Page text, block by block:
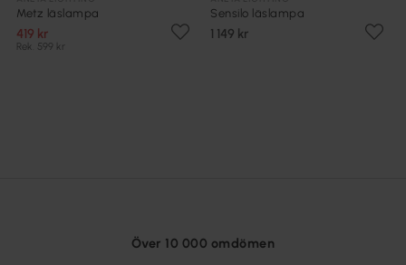
Metz läslampa
419 kr
Rek. 599 kr
Sensilo läslampa
1 149 kr
Över 10 000 omdömen